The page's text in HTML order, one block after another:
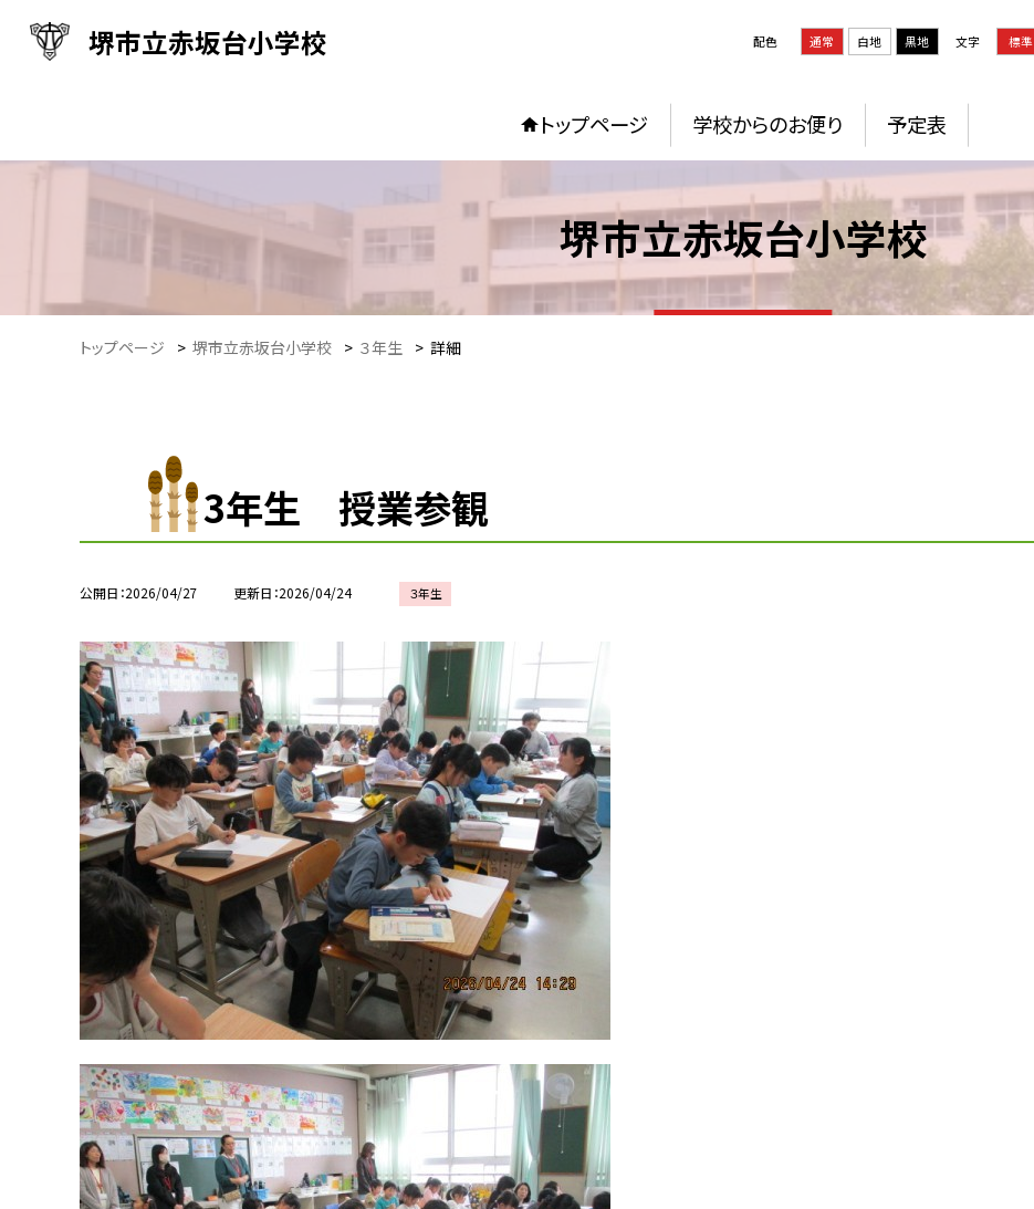
堺市立赤坂台小学校 配色 通常 白地 黒地 文字 標準
トップページ 学校からのお便り 予定表
堺市立赤坂台小学校
トップページ > 堺市立赤坂台小学校 > ３年生 > 詳細
3年生 授業参観
公開日 2026/04/27 更新日 2026/04/24 ３年生